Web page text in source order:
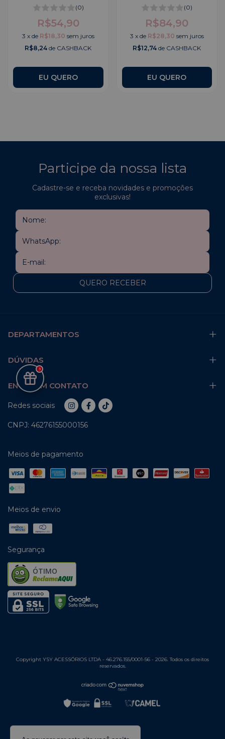
(0)
R$54,90
3 x de R$18,30 sem juros
R$8,24 de CASHBACK
(0)
R$84,90
3 x de R$28,30 sem juros
R$12,74 de CASHBACK
Participe da nossa lista
Cadastre-se e receba novidades e promoções
exclusivas!
DEPARTAMENTOS
DÚVIDAS
ENTRE EM CONTATO
Redes sociais
CNPJ: 46276155000156
Meios de pagamento
Meios de envio
Segurança
ÓTIMO
Copyright YSY ACESSÓRIOS LTDA - 46.276.155/0001-56 - 2026. Todos os direitos
reservados.
3